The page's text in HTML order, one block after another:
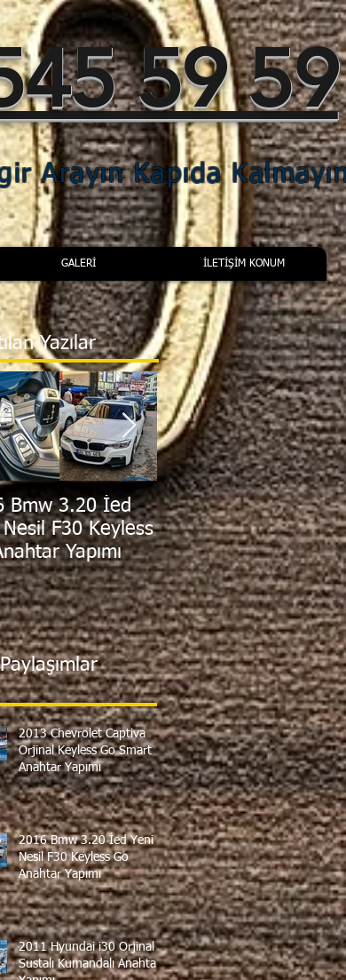
59 59
Arayın Kapıda
GALERİ İLETİŞİM KONUM
Yazılar
Bmw 3.20 İed
Nesil F30 Keyless
Yapımı
2011 Hyundai i30
Orjinal Sustalı
Kumandalı Anahtar
Yapımı
2013 Chevrolet Captiva
Orjinal Keyless Go Smart
Anahtar Yapımı
2016 Bmw 3.20 İed Yeni
Nesil F30 Keyless Go
Anahtar Yapımı
2011 Hyundai i30 Orjinal
Sustalı Kumandalı Anahtar